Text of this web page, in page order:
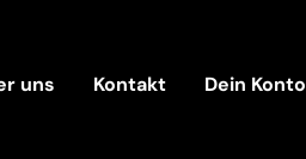
uns Kontakt Dein Konto